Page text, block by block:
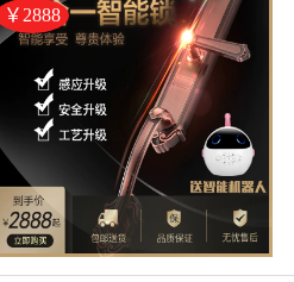
2888元)
￥2888